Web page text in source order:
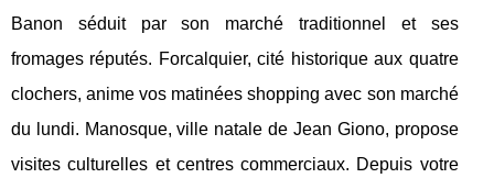
Banon séduit par son marché traditionnel et ses
fromages réputés. Forcalquier, cité historique aux quatre
clochers, anime vos matinées shopping avec son marché
du lundi. Manosque, ville natale de Jean Giono, propose
visites culturelles et centres commerciaux. Depuis votre